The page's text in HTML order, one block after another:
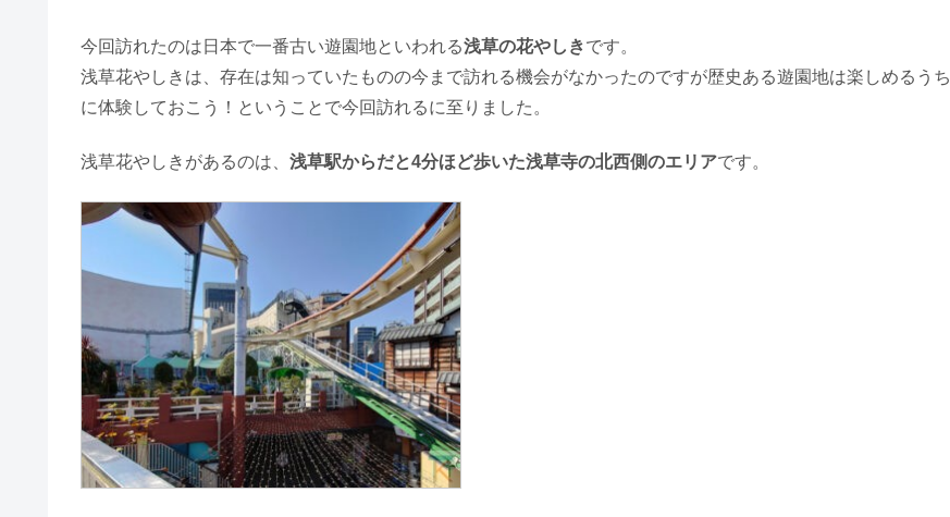
今回訪れたのは日本で一番古い遊園地といわれる浅草の花やしきです。
浅草花やしきは、存在は知っていたものの今まで訪れる機会がなかったのですが歴史ある遊園地は楽しめるうち
に体験しておこう！ということで今回訪れるに至りました。
浅草花やしきがあるのは、 浅草駅からだと4分ほど歩いた浅草寺の北西側のエリアです。